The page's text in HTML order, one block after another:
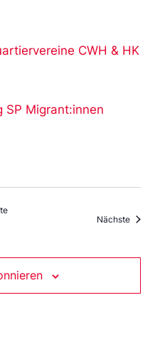
CWH & HK
SP Migrant:innen
Nächste